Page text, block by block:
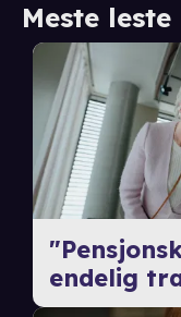
Meste
endelig